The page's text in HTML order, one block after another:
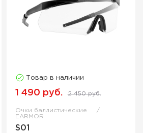
Товар в наличии
1 490 руб. 2 450 руб.
Очки баллистические
EARMOR
S01